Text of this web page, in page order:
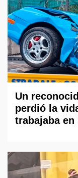
Un
perdió la
trabajaba